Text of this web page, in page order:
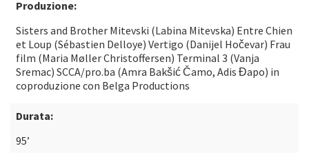
Produzione:
Sisters and Brother Mitevski (Labina Mitevska) Entre Chien
et Loup (Sébastien Delloye) Vertigo (Danijel Hočevar) Frau
film (Maria Møller Christoffersen) Terminal 3 (Vanja
Sremac) SCCA/pro.ba (Amra Bakšić Čamo, Adis Đapo) in
coproduzione con Belga Productions
Durata:
95’